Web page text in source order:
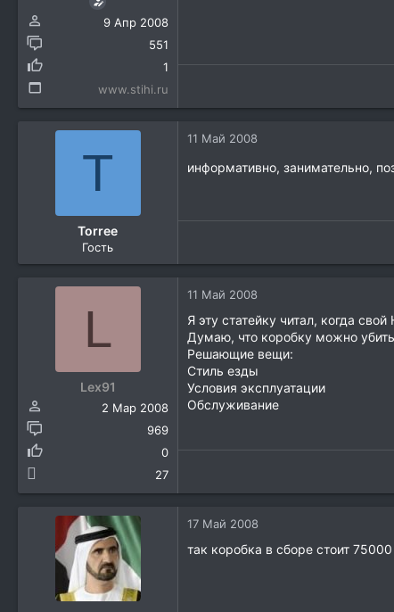
9 Апр 2008
551
1
www.stihi.ru
T
Torree
Гость
11 Май 2008
информативно, занимательно,
L
Lex91
2 Мар 2008
969
0
27
11 Май 2008
Я эту статейку читал, когда
Думаю, что коробку можно
Решающие вещи:
Стиль езды
Условия эксплуатации
Обслуживание
17 Май 2008
так коробка в сборе стоит